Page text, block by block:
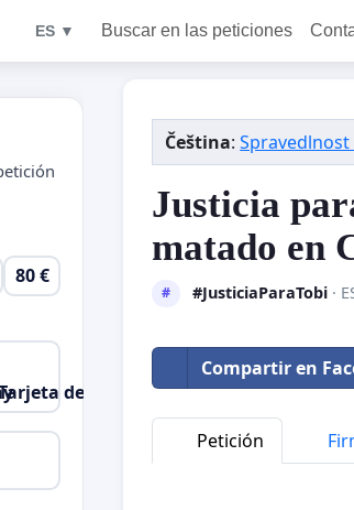
ES ▼ Buscar en las peticiones
Čeština:
Justicia
matado en
# #JusticiaParaTobi·
Compartir en
Petición
80 €
de crédito